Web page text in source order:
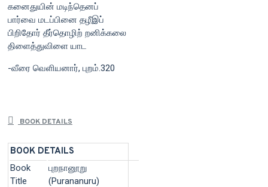
கனைதுயின் மடிந்தெனப்
பார்வை மடப்பினை தழீஇப்
பிறிதோர் தீர்தொழிற் றனிக்கலை
திளைத்துவிளை யாட
-வீரை வெளியனார், புறம்.320
BOOK DETAILS
BOOK DETAILS
Book
Title
புறநானூறு
(Purananuru)